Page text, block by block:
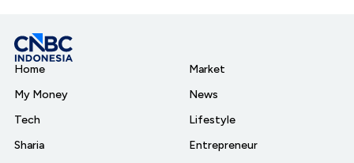
Home
My Money
Tech
Sharia
Market
News
Lifestyle
Entrepreneur